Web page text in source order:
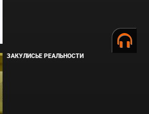
ЗАКУЛИСЬЕ РЕАЛЬНОСТИ